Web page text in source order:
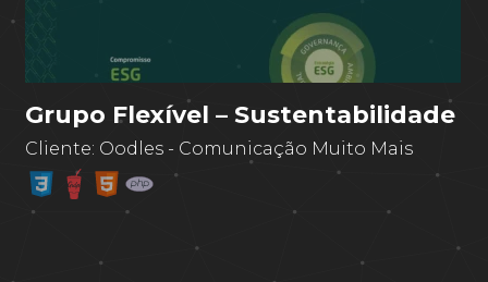
Grupo Flexível – Sustentabilidade
Cliente: Oodles - Comunicação Muito Mais